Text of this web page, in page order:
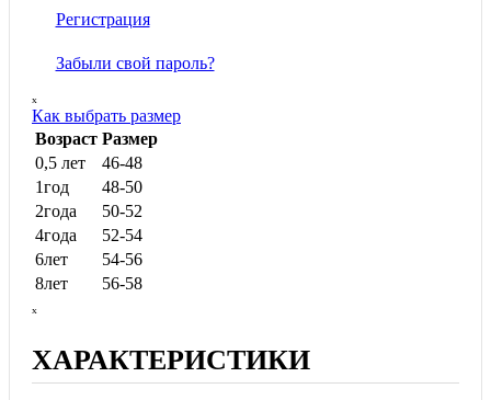
Регистрация
Забыли свой пароль?
ₓ
Как выбрать размер
Возраст Размер
0,5 лет
46-48
1год
48-50
2года
50-52
4года
52-54
6лет
54-56
8лет
56-58
ₓ
ХАРАКТЕРИСТИКИ